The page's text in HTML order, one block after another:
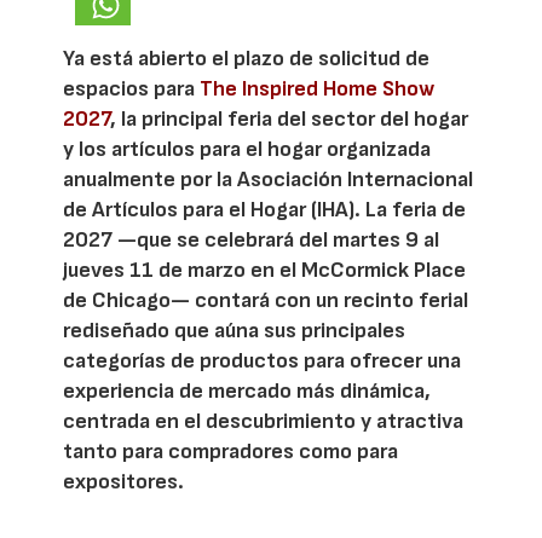
Ya está abierto el plazo de solicitud de
espacios para The Inspired Home Show
2027, la principal feria del sector del hogar
y los artículos para el hogar organizada
anualmente por la Asociación Internacional
de Artículos para el Hogar (IHA). La feria de
2027 —que se celebrará del martes 9 al
jueves 11 de marzo en el McCormick Place
de Chicago— contará con un recinto ferial
rediseñado que aúna sus principales
categorías de productos para ofrecer una
experiencia de mercado más dinámica,
centrada en el descubrimiento y atractiva
tanto para compradores como para
expositores.